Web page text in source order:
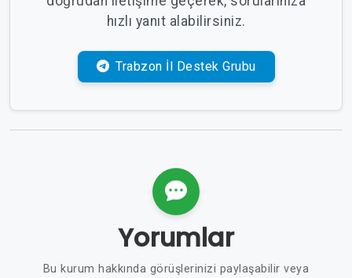
hızlı yanıt alabilirsiniz.
Trabzon İl Destek Grubu
Yorumlar
Bu kurum hakkında görüşlerinizi paylaşabilir veya